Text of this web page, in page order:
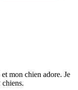
mon chien adore. Je
chiens.